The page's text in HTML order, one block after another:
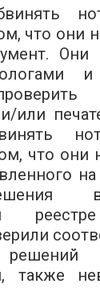
что они
Они
или
что они
также